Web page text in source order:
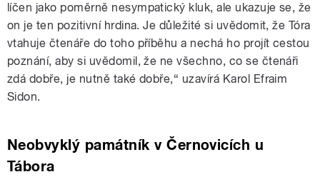
líčen jako poměrně nesympatický kluk, ale ukazuje se, že
on je ten pozitivní hrdina. Je důležité si uvědomit, že Tóra
vtahuje čtenáře do toho příběhu a nechá ho projít cestou
poznání, aby si uvědomil, že ne všechno, co se čtenáři
zdá dobře, je nutně také dobře,“ uzavírá Karol Efraim
Sidon.
Neobvyklý památník v Černovicích u
Tábora